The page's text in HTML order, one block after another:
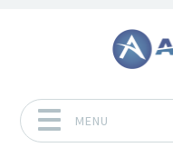
MENU